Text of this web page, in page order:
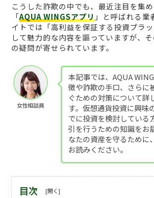
こうした詐欺の中でも、最近注目を集
「AQUA WINGSアプリ」と呼ばれる業
イトでは「高利益を保証する投資プラ
して魅力的な内容を謳っていますが、
の疑問が寄せられています。
女性相談員
本記事では、AQUA
徴や詐欺の手口、さらに
ぐための対策について詳
す。仮想通貨投資に興味
でに投資を検討している
引を行うための知識をお
なたの資産を守るために
お読みください。
目次